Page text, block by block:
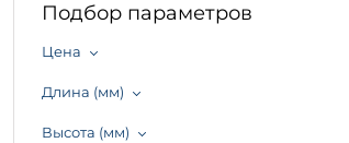
Подбор параметров
Цена
Длина (мм)
Высота (мм)